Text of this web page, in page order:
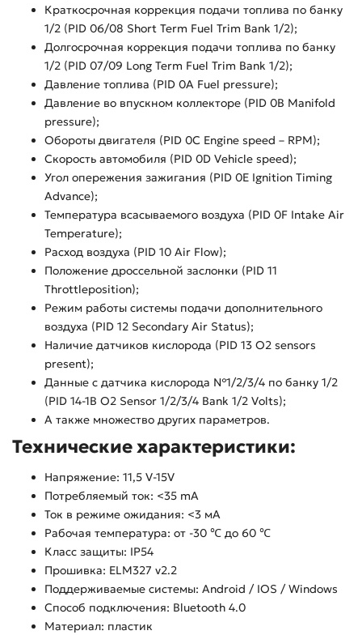
Краткосрочная коррекция подачи топлива по банку
1/2 (PID 06/08 Short Term Fuel Trim Bank 1/2);
Долгосрочная коррекция подачи топлива по банку
1/2 (PID 07/09 Long Term Fuel Trim Bank 1/2);
Давление топлива (PID 0A Fuel pressure);
Давление во впускном коллекторе (PID 0B Manifold
pressure);
Обороты двигателя (PID 0C Engine speed – RPM);
Скорость автомобиля (PID 0D Vehicle speed);
Угол опережения зажигания (PID 0E Ignition Timing
Advance);
Температура всасываемого воздуха (PID 0F Intake Air
Temperature);
Расход воздуха (PID 10 Air Flow);
Положение дроссельной заслонки (PID 11
Throttleposition);
Режим работы системы подачи дополнительного
воздуха (PID 12 Secondary Air Status);
Наличие датчиков кислорода (PID 13 O2 sensors
present);
Данные с датчика кислорода №1/2/3/4 по банку 1/2
(PID 14-1B O2 Sensor 1/2/3/4 Bank 1/2 Volts);
А также множество других параметров.
Технические характеристики:
Напряжение: 11,5 V-15V
Потребляемый ток: <35 mA
Ток в режиме ожидания: <3 мА
Рабочая температура: от -30 ℃ до 60 ℃
Класс защиты: IP54
Прошивка: ELM327 v2.2
Поддерживаемые системы: Android / IOS / Windows
Способ подключения: Bluetooth 4.0
Материал: пластик